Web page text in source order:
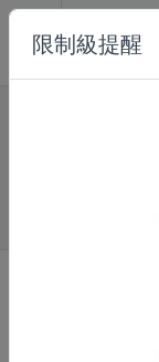
限制級提醒